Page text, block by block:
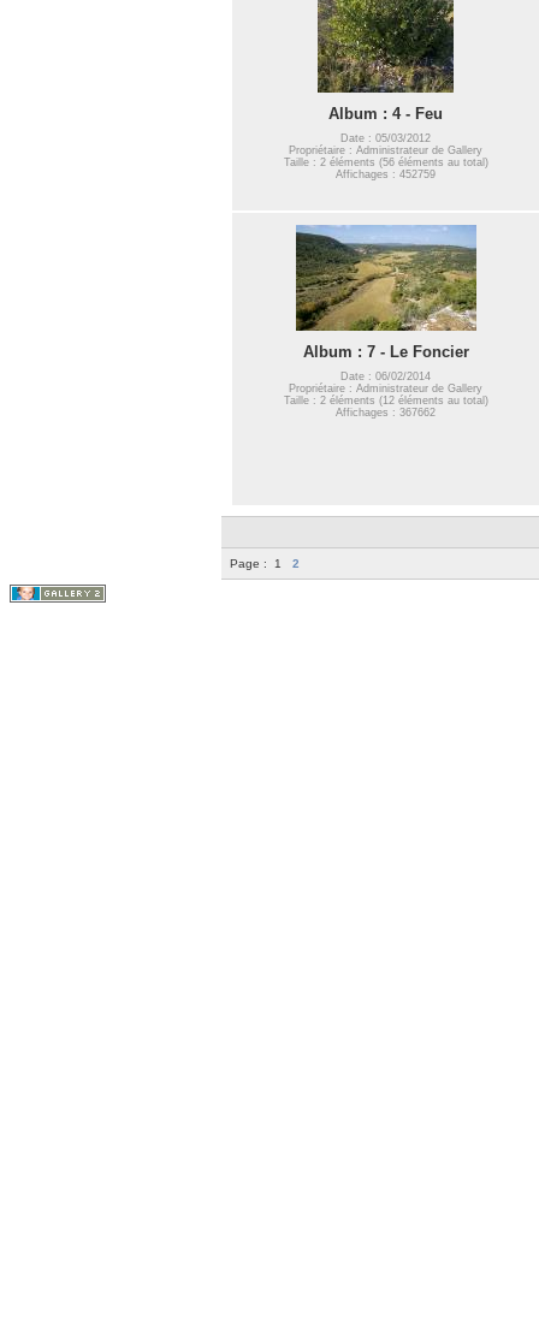
Album : 4 - Feu
Date : 05/03/2012
Propriétaire : Administrateur de Gallery
Taille : 2 éléments (56 éléments au total)
Affichages : 452759
Album : 7 - Le Foncier
Date : 06/02/2014
Propriétaire : Administrateur de Gallery
Taille : 2 éléments (12 éléments au total)
Affichages : 367662
Page : 1 2